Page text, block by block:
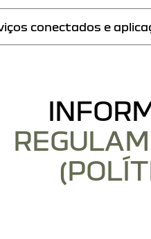
conectados e